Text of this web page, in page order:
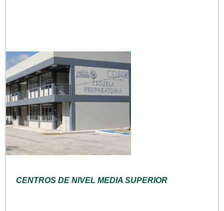
CENTROS DE NIVEL MEDIA SUPERIOR